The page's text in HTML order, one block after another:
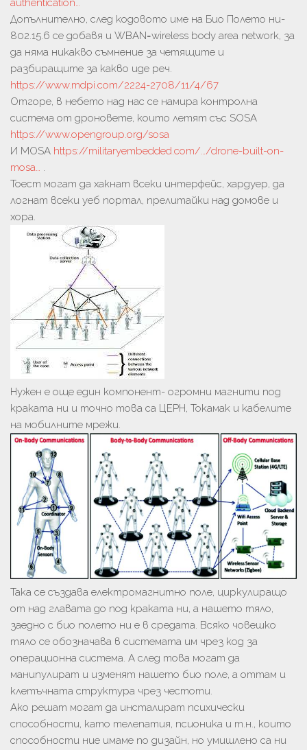
authentication…
Допълнително, след кодовото име на Био Полето ни-
802.15.6 се добавя и WBAN=wireless body area network, за
да няма никакво съмнение за четящите и
разбиращите за какво иде реч.
https://www.mdpi.com/2224-2708/11/4/67
Отгоре, в небето над нас се намира контролна
система от дроновете, които летят със SOSA
https://www.opengroup.org/sosa
И MOSA https://militaryembedded.com/…/drone-built-on-
mosa… .
Тоест могат да хакнат всеки интерфейс, хардуер, да
логнат всеки уеб портал, прелитайки над домове и
хора.
Нужен е още един компонент- огромни магнити под
краката ни и точно това са ЦЕРН, Токамак и кабелите
на мобилните мрежи.
Така се създава електромагнитно поле, циркулиращо
от над главата до под краката ни, а нашето тяло,
заедно с био полето ни е в средата. Всяко човешко
тяло се обозначава в системата им чрез код за
операционна система. А след това могат да
манипулират и изменят нашето био поле, а оттам и
клетъчната структура чрез честоти.
Ако решат могат да инсталират психически
способности, като телепатия, псионика и т.н., които
способности ние имаме по дизайн, но умишлено са ни